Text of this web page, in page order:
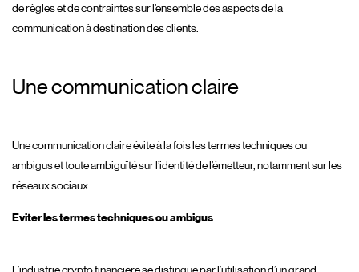
de règles et de contraintes sur l’ensemble des aspects de la
communication à destination des clients.
Une communication claire
Une communication claire évite à la fois les termes techniques ou
ambigus et toute ambiguïté sur l’identité de l’émetteur, notamment sur les
réseaux sociaux.
Eviter les termes techniques ou ambigus